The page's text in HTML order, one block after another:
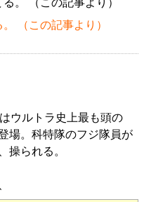
（ この記事より）
ウルトラ史上最も頭の
場。科特隊のフジ隊員が
操られる。